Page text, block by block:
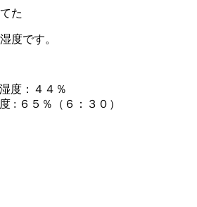
た
度です。
度：４４％
６５％（６：３０）